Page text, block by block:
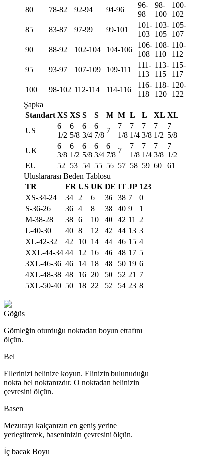
80
78-82 92-94 94-96
96-
98
98-
100
100-
102
85
83-87 97-99 99-101
101-
103
103-
105
105-
107
90
88-92 102-104 104-106
106-
108
108-
110
110-
112
95
93-97 107-109 109-111
111-
113
113-
115
115-
117
100
98-102 112-114 114-116
116-
118
118-
120
120-
122
Şapka
Standart XS XS S S M M L L XL XL
US
6
1/2
6
5/8
6
3/4
6
7/8
7
7
1/8
7
1/4
7
3/8
7
1/2
7
5/8
UK
6
3/8
6
1/2
6
5/8
6
3/4
6
7/8
7
7
1/8
7
1/4
7
3/8
7
1/2
EU
52 53 54 55 56 57 58 59 60
61
Uluslararası Beden Tablosu
TR
FR US UK DE IT JP 123
XS-34-24
34 2 6 36 38 7
0
S-36-26
36 4 8 38 40 9
1
M-38-28
38 6 10 40 42 11
2
L-40-30
40 8 12 42 44 13 3
XL-42-32
42 10 14 44 46 15 4
XXL-44-34 44 12 16 46 48 17 5
3XL-46-36 46 14 18 48 50 19 6
4XL-48-38 48 16 20 50 52 21 7
5XL-50-40 50 18 22 52 54 23 8
Göğüs
Gömleğin oturduğu noktadan boyun etrafını
ölçün.
Bel
Ellerinizi belinize koyun. Elinizin bulunuduğu
nokta bel noktanızdır. O noktadan belinizin
çevresini ölçün.
Basen
Mezurayı kalçanızın en geniş yerine
yerleştirerek, baseninizin çevresini ölçün.
İç bacak Boyu